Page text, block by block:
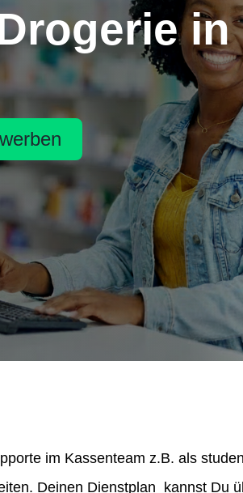
in
im Kassenteam z.B. als
Deinen Dienstplan kannst Du